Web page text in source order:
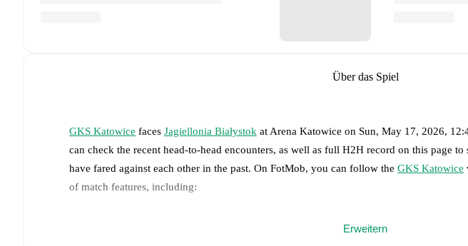
Über das Spiel
GKS Katowice faces Jagiellonia Białystok at Arena Katowice on Sun, May 17, 2026,
can check the recent head-to-head encounters, as well as full H2H record on this page to
have fared against each other in the past. On FotMob, you can follow the GKS Katowice
of match features, including:
Live updates: Every goal, card, substitution and key moment instantly delivered on
Erweitern